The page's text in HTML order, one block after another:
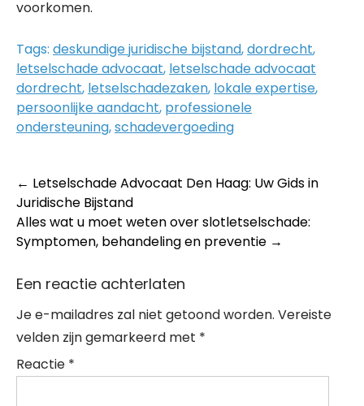
voorkomen.
Tags: deskundige juridische bijstand,dordrecht,
letselschade advocaat, letselschade advocaat
dordrecht, letselschadezaken, lokale expertise,
persoonlijke aandacht, professionele
ondersteuning,schadevergoeding
Post
navigation
← Letselschade Advocaat Den Haag: Uw Gids in
Juridische Bijstand
Alles wat u moet weten over slotletselschade:
Symptomen, behandeling en preventie →
Een reactie achterlaten
Je e-mailadres zal niet getoond worden. Vereiste
velden zijn gemarkeerd met *
Reactie *